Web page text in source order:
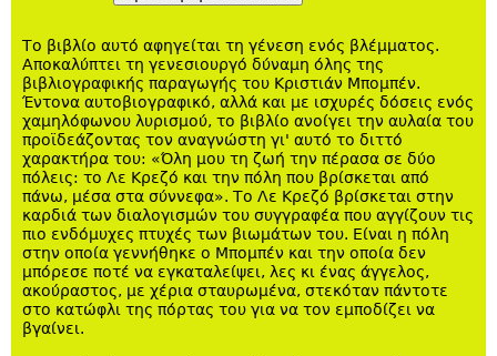
Το βιβλίο αυτό αφηγείται τη γένεση ενός βλέμματος.
Αποκαλύπτει τη γενεσιουργό δύναμη όλης της
βιβλιογραφικής παραγωγής του Κριστιάν Μπομπέν.
Έντονα αυτοβιογραφικό, αλλά και με ισχυρές δόσεις ενός
χαμηλόφωνου λυρισμού, το βιβλίο ανοίγει την αυλαία του
προϊδεάζοντας τον αναγνώστη γι' αυτό το διττό
χαρακτήρα του: «Όλη μου τη ζωή την πέρασα σε δύο
πόλεις: το Λε Κρεζό και την πόλη που βρίσκεται από
πάνω, μέσα στα σύννεφα». Το Λε Κρεζό βρίσκεται στην
καρδιά των διαλογισμών του συγγραφέα που αγγίζουν τις
πιο ενδόμυχες πτυχές των βιωμάτων του. Είναι η πόλη
στην οποία γεννήθηκε ο Μπομπέν και την οποία δεν
μπόρεσε ποτέ να εγκαταλείψει, λες κι ένας άγγελος,
ακούραστος, με χέρια σταυρωμένα, στεκόταν πάντοτε
στο κατώφλι της πόρτας του για να τον εμποδίζει να
βγαίνει.